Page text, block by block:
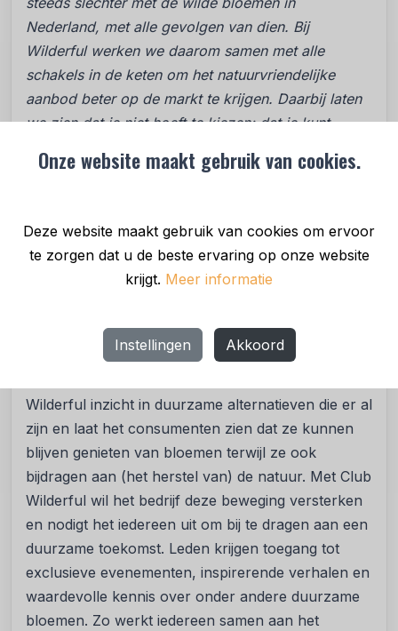
Onze website maakt gebruik van cookies.
Deze website maakt gebruik van cookies om ervoor
te zorgen dat u de beste ervaring op onze website
krijgt. Meer informatie
Instellingen Akkoord
Nederland, met alle gevolgen van dien. Bij
Wilderful werken we daarom samen met alle
schakels in de keten om het natuurvriendelijke
aanbod beter op de markt te krijgen. Daarbij laten
we zien dat je niet hoeft te kiezen; dat je kunt
aan de natuur. Het is geweldig dat zoveel mensen
alleen samen realiseren
Bewustwording over de herkomst van
Naast besteldienst fungeert Wilderful ook als
netwerkorganisatie die de bewustwording over
Wilderful inzicht in duurzame alternatieven die er al
zijn en laat het consumenten zien dat ze kunnen
blijven genieten van bloemen terwijl ze ook
bijdragen aan (het herstel van) de natuur. Met Club
Wilderful wil het bedrijf deze beweging versterken
en nodigt het iedereen uit om bij te dragen aan een
duurzame toekomst. Leden krijgen toegang tot
exclusieve evenementen, inspirerende verhalen en
waardevolle kennis over onder andere duurzame
bloemen. Zo werkt iedereen samen aan het